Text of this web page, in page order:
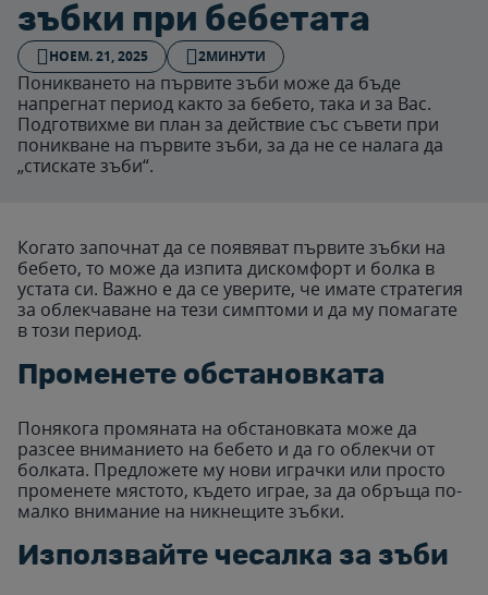
зъбки при бебетата
НОЕМ. 21, 2025 2МИНУТИ
Поникването на първите зъби може да бъде
напрегнат период както за бебето, така и за Вас.
Подготвихме ви план за действие със съвети при
поникване на първите зъби, за да не се налага да
„стискате зъби“.
Когато започнат да се появяват първите зъбки на
бебето, то може да изпита дискомфорт и болка в
устата си. Важно е да се уверите, че имате стратегия
за облекчаване на тези симптоми и да му помагате
в този период.
Променете обстановката
Понякога промяната на обстановката може да
разсее вниманието на бебето и да го облекчи от
болката. Предложете му нови играчки или просто
променете мястото, където играе, за да обръща по-
малко внимание на никнещите зъбки.
Използвайте чесалка за зъби